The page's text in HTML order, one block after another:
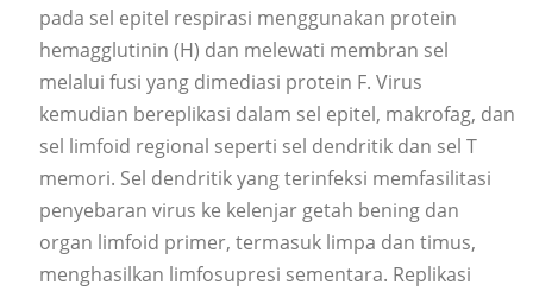
pada sel epitel respirasi menggunakan protein
hemagglutinin (H) dan melewati membran sel
melalui fusi yang dimediasi protein F. Virus
kemudian bereplikasi dalam sel epitel, makrofag, dan
sel limfoid regional seperti sel dendritik dan sel T
memori. Sel dendritik yang terinfeksi memfasilitasi
penyebaran virus ke kelenjar getah bening dan
organ limfoid primer, termasuk limpa dan timus,
menghasilkan limfosupresi sementara. Replikasi